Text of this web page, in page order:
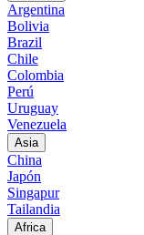
Argentina
Bolivia
Brazil
Chile
Colombia
Perú
Uruguay
Venezuela
Asia
China
Japón
Singapur
Tailandia
Africa